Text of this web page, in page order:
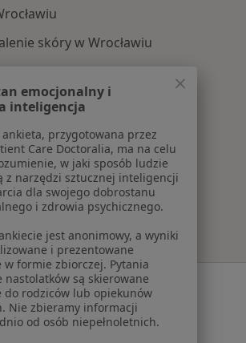
skóry w Wrocławiu
w Wrocławiu
w Wrocławiu
kategorii: Najczęście leczone
Serwis
Regulamin
prywatności pacjentów
emocjonalny i
inteligencja
przygotowana przez
Care Doctoralia, ma na celu
w jaki sposób ludzie
z narzędzi sztucznej inteligencji
dla swojego dobrostanu
i zdrowia psychicznego.
jest anonimowy, a wyniki
i prezentowane
w formie zbiorczej. Pytania
nastolatków są skierowane
do rodziców lub opiekunów
Nie zbieramy informacji
od osób niepełnoletnich.